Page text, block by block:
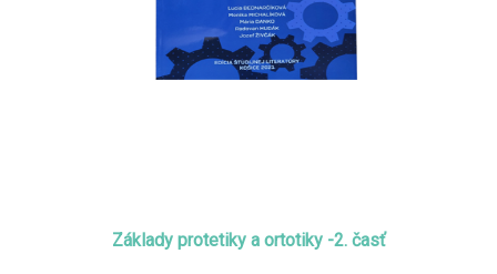
Základy protetiky a ortotiky -2. časť